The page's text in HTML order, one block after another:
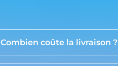
Combien coûte la livraison ?